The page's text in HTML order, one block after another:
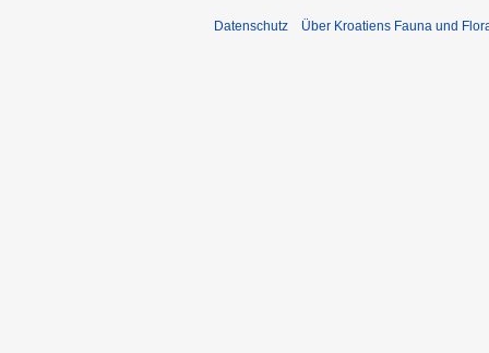
Datenschutz Über Kroatiens Fauna und